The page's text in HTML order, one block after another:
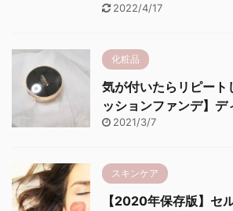
2022/4/17
化粧品
気が付いたらリピート
ッションファンデ】デ
2021/3/7
スキンケア
【2020年保存版】セ